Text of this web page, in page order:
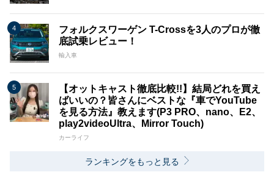
フォルクスワーゲン T-Crossを3人のプロが徹
底試乗レビュー！
輸入車
【オットキャスト徹底比較!!】結局どれを買え
ばいいの？皆さんにベストな『車でYouTube
を見る方法』教えます(P3 PRO、nano、E2、
play2videoUltra、Mirror Touch)
カーライフ
ランキングをもっと見る